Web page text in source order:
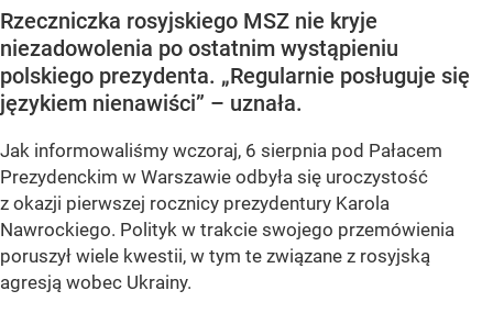
Rzeczniczka rosyjskiego MSZ nie kryje
niezadowolenia po ostatnim wystąpieniu
polskiego prezydenta. „Regularnie posługuje się
językiem nienawiści” – uznała.
Jak informowaliśmy wczoraj, 6 sierpnia pod Pałacem
Prezydenckim w Warszawie odbyła się uroczystość
z okazji pierwszej rocznicy prezydentury Karola
Nawrockiego. Polityk w trakcie swojego przemówienia
poruszył wiele kwestii, w tym te związane z rosyjską
agresją wobec Ukrainy.